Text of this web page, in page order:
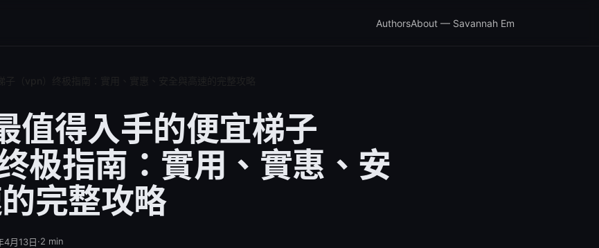
AuthorsAbout — Savannah Em
值得入手的便宜梯子
极指南：實用、實惠、安
完整攻略
4月13日·2 min